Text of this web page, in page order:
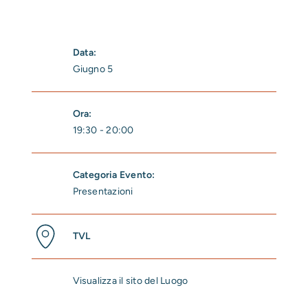
Data:
Giugno 5
Ora:
19:30 - 20:00
Categoria Evento:
Presentazioni
TVL
Visualizza il sito del Luogo